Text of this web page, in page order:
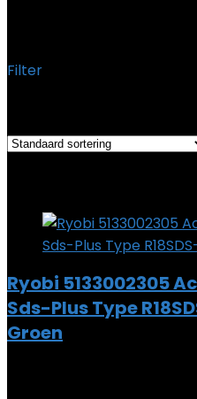
Filter
Ryobi 5133002305
Sds-Plus Type
Groen